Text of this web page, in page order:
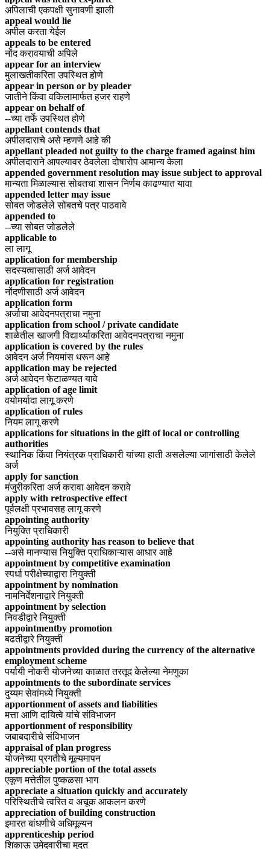
अपिलाची एकपक्षी सुनावणी झाली
appeal would lie
अपील करता येईल
appeals to be entered
नोंद करावयाची अपिले
appear for an interview
मुलाखतीकरिता उपस्थित होणे
appear in person or by pleader
जातीने किंवा वकिलामार्फत हजर राहणे
appear on behalf of
--च्या तर्फे उपस्थित होणे
appellant contends that
अपीलदाराचे असे म्हणणे आहे की
appellant pleaded not guilty to the charge framed against him
अपीलदाराने आपल्यावर ठेवलेला दोषारोप आमान्य केला
appended government resolution may issue subject to approval
मान्यता मिळाल्यास सोबतचा शासन निर्णय काढण्यात यावा
appended letter may issue
सोबत जोडलेले सोबतचे पत्र पाठवावे
appended to
--च्या सोबत जोडलेले
applicable to
ला लागू
application for membership
सदस्यत्वासाठी अर्ज आवेदन
application for registration
नोंदणीसाठी अर्ज आवेदन
application form
अर्जाचा आवेदनपत्राचा नमुना
application from school / private candidate
शाळेतील खाजगी विद्यार्थ्याकरिता आवेदनपत्राचा नमुना
application is covered by the rules
आवेदन अर्ज नियमांस धरून आहे
application may be rejected
अर्ज आवेदन फेटाळण्यत यावे
application of age limit
वयोमर्यादा लागू करणे
application of rules
नियम लागू करणे
applications for situations in the gift of local or controlling
authorities
स्थानिक किंवा नियंत्रक प्राधिकारी यांच्या हाती असलेल्या जागांसाठी केलेले
अर्ज
apply for sanction
मंजुरीकरिता अर्ज करावा आवेदन करावे
apply with retrospective effect
पूर्वलक्षी प्रभावसह लागू करणे
appointing authority
नियुक्ति प्राधिकारी
appointing authority has reason to believe that
--असे मानण्यास नियुक्ति प्राधिकाऱ्यास आधार आहे
appointment by competitive examination
स्पर्धा परीक्षेच्याद्वारा नियुक्ती
appointment by nomination
नामनिर्देशनाद्वारे नियुक्ती
appointment by selection
निवडीद्वारे नियुक्ती
appointmentby promotion
बढतीद्वारे नियुक्ती
appointments provided during the currency of the alternative
employment scheme
पर्यायी नोकरी योजनेच्या काळात तरतूद केलेल्या नेमणुका
appointments to the subordinate services
दुय्यम सेवांमध्ये नियुक्ती
apportionment of assets and liabilities
मत्ता आणि दायित्वे यांचे संविभाजन
apportionment of responsibility
जबाबदारीचे संविभाजन
appraisal of plan progress
योजनेच्या प्रगतीचे मूल्यमापन
appreciable portion of the total assets
एकूण मत्तेतील पुष्कळसा भाग
appreciate a situation quickly and accurately
परिस्थितीचे त्वरित व अचूक आकलन करणे
appreciation of building construction
इमारत बांधणीचे अधिमूल्यन
apprenticeship period
शिकाऊ उमेदवारीचा मुदत